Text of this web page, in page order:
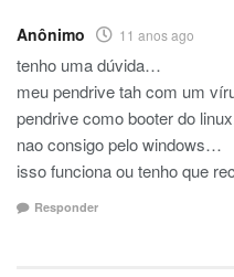
Anônimo 11 anos ago
tenho uma dúvida…
meu pendrive tah com um
pendrive como booter do
nao consigo pelo windows…
isso funciona ou tenho que
Responder